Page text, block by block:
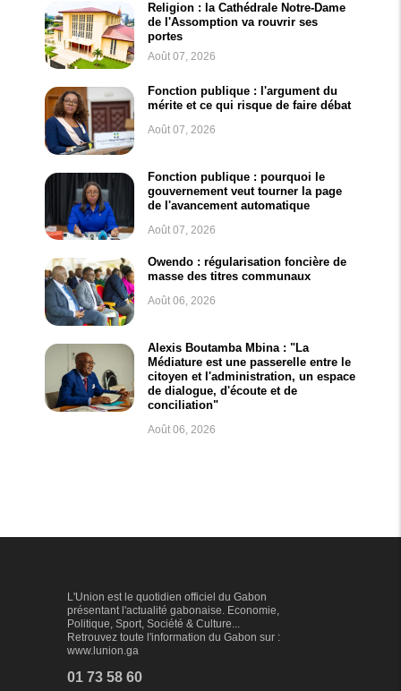
Religion : la Cathédrale Notre-Dame
de l'Assomption va rouvrir ses
portes
Août 07, 2026
Fonction publique : l'argument du
mérite et ce qui risque de faire débat
Août 07, 2026
Fonction publique : pourquoi le
gouvernement veut tourner la page
de l'avancement automatique
Août 07, 2026
Owendo : régularisation foncière de
masse des titres communaux
Août 06, 2026
Alexis Boutamba Mbina : "La
Médiature est une passerelle entre le
citoyen et l'administration, un espace
de dialogue, d'écoute et de
conciliation"
Août 06, 2026
L'Union est le quotidien officiel du Gabon
présentant l'actualité gabonaise. Economie,
Politique, Sport, Société & Culture...
Retrouvez toute l'information du Gabon sur :
www.lunion.ga
01 73 58 60